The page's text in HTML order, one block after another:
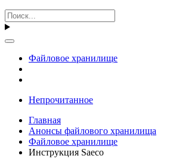
Файловое хранилище
Непрочитанное
Главная
Анонсы файлового хранилища
Файловое хранилище
Инструкция Saeco